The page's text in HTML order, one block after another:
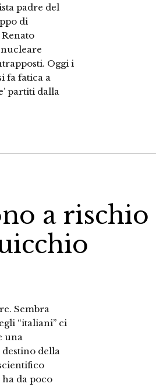
padre del
di
Oggi i
fa fatica a
partiti dalla
a rischio
Sembra
“italiani” ci
una
della
da poco